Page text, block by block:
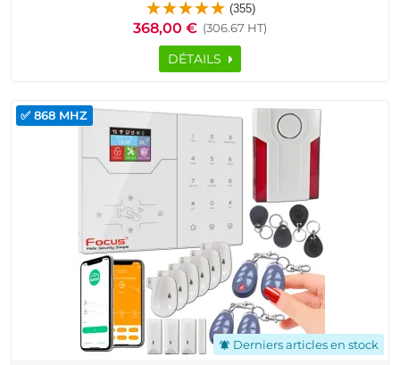
Détecteur Ouverture Sirène
(355)
368,00 € (306.67 HT)
DÉTAILS
notifications_active Derniers articles en stock
✅ 868 MHZ